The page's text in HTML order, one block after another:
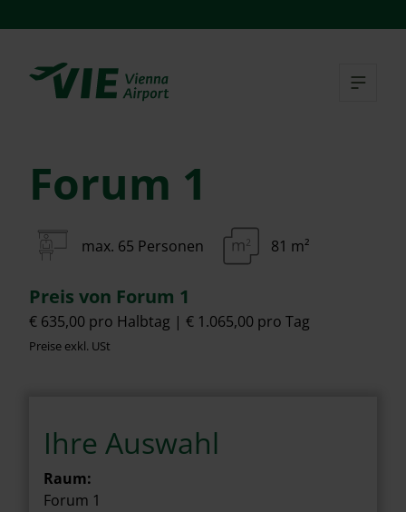
Forum 1
max. 65 Personen 81 m²
Preis von Forum 1
€ 635,00 pro Halbtag € 1.065,00 pro Tag
Preise exkl. USt
Ihre Auswahl
Raum:
Forum 1